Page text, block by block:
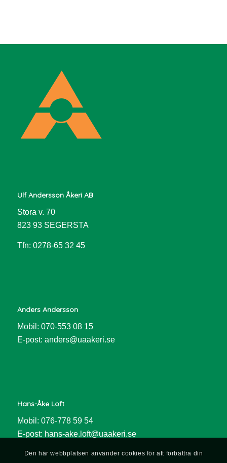
Ulf Andersson Åkeri AB
Stora v. 70
823 93 SEGERSTA
Tfn: 0278-65 32 45
Anders Andersson
Mobil: 070-553 08 15
E-post: anders@uaakeri.se
Hans-Åke Loft
Mobil: 076-778 59 54
E-post: hans-ake.loft@uaakeri.se
Den här webbplatsen använder cookies för att förbättra din